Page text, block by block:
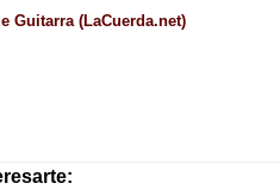
Guitarra (LaCuerda.net)